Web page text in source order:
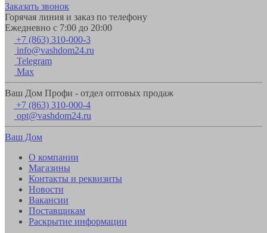
Заказать звонок
Горячая линия и заказ по телефону
Ежедневно с 7:00 до 20:00
+7 (863) 310-000-3
info@vashdom24.ru
Telegram
Max
Ваш Дом Профи - отдел оптовых продаж
+7 (863) 310-000-4
opt@vashdom24.ru
Ваш Дом
О компании
Магазины
Контакты и реквизиты
Новости
Вакансии
Поставщикам
Раскрытие информации